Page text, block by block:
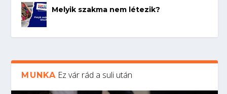
Melyik szakma nem létezik?
MUNKA Ez vár rád a suli után